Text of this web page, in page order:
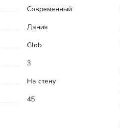
Современный
Дания
Glob
3
На стену
45